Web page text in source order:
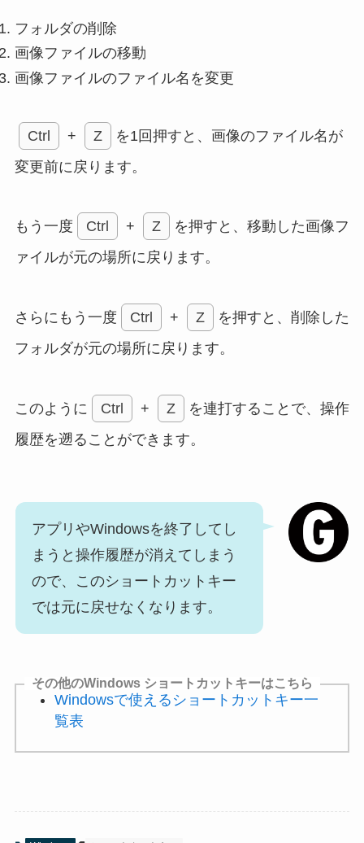
フォルダの削除
画像ファイルの移動
画像ファイルのファイル名を変更
Ctrl + Z
を1回押すと、画像のファイル名が
変更前に戻ります。
もう一度 Ctrl + Z
を押すと、移動した画像フ
ァイルが元の場所に戻ります。
さらにもう一度 Ctrl + Z
を押すと、削除した
フォルダが元の場所に戻ります。
このように Ctrl + Z
を連打することで、操作
履歴を遡ることができます。
アプリやWindowsを終了してし
まうと操作履歴が消えてしまう
ので、このショートカットキー
では元に戻せなくなります。
その他のWindows ショートカットキーはこちら
Windowsで使えるショートカットキー一
覧表